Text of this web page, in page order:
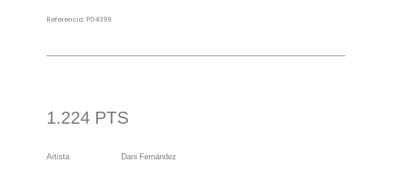
Referencia P04399
1.224 PTS
Artista
Dani Fernández